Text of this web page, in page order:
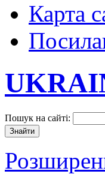
Карта
Пошук на сайті: